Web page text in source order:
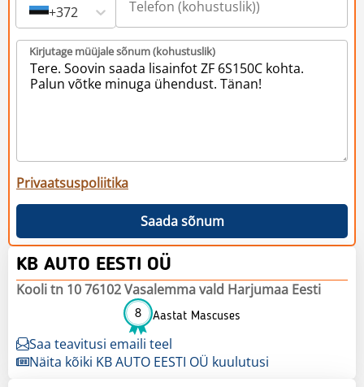
+372
Kirjutage müüjale sõnum (kohustuslik)
Privaatsuspoliitika
Saada sõnum
KB AUTO EESTI OÜ
Kooli tn 10 76102 Vasalemma vald Harjumaa Eesti
8 Aastat Mascuses
Saa teavitusi emaili teel
Näita kõiki KB AUTO EESTI OÜ kuulutusi